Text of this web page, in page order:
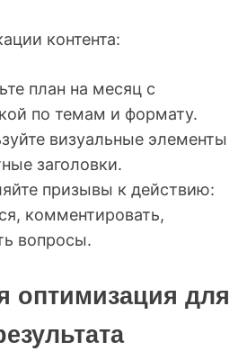
контента:
план на месяц с
по темам и формату.
визуальные элементы
заголовки.
призывы к действию:
комментировать,
вопросы.
оптимизация для